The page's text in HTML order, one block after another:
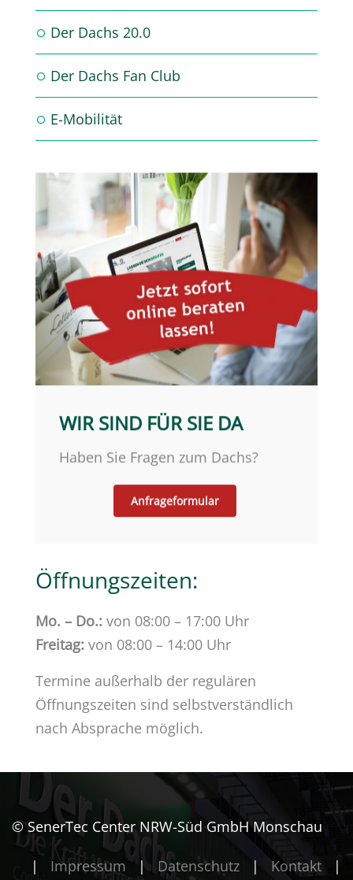
Der Dachs 20.0
Der Dachs Fan Club
E-Mobilität
WIR SIND FÜR SIE DA
Haben Sie Fragen zum Dachs?
Anfrageformular
Öffnungszeiten:
Mo. – Do.: von 08:00 – 17:00 Uhr
Freitag: von 08:00 – 14:00 Uhr
Termine außerhalb der regulären
Öffnungszeiten sind selbstverständlich
nach Absprache möglich.
© SenerTec Center NRW-Süd GmbH Monschau
| Impressum | Datenschutz | Kontakt |